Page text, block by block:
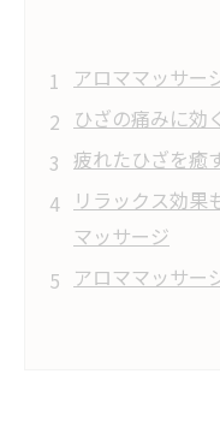
アロママッサー
ひざの痛みに効
疲れたひざを癒
リラックス効果
マッサージ
アロママッサー